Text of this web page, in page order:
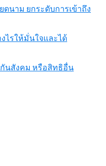
ยดนาม ยกระดับการเข้าถึง
ไรให้มั่นใจและได้
นสังคม หรือสิทธิอื่น